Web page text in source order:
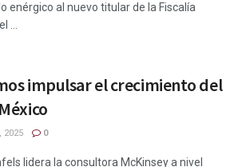
enérgico al nuevo titular de la Fiscalía
...
impulsar el crecimiento del
2025 0
lidera la consultora McKinsey a nivel